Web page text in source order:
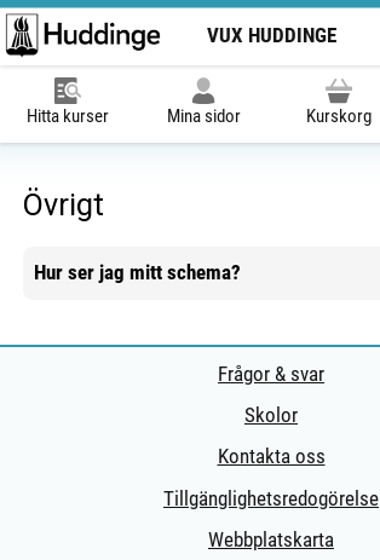
VUX HUDDINGE
Hitta kurser Mina sidor Kurskorg
Övrigt
Hur ser jag mitt schema?
Mer information
Frågor & svar
Skolor
Kontakta oss
Tillgänglighetsredogörelse
Webbplatskarta